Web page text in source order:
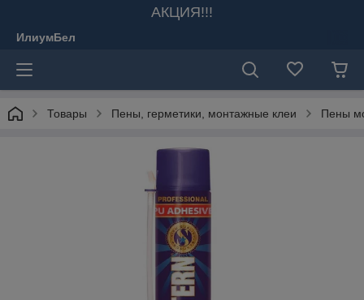
АКЦИЯ!!!
ИлиумБел
Товары Пены, герметики, монтажные клеи Пены